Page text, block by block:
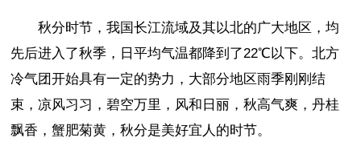
秋分时节，我国长江流域及其以北的广大地区，均
先后进入了秋季，日平均气温都降到了22℃以下。北方
冷气团开始具有一定的势力，大部分地区雨季刚刚结
束，凉风习习，碧空万里，风和日丽，秋高气爽，丹桂
飘香，蟹肥菊黄，秋分是美好宜人的时节。